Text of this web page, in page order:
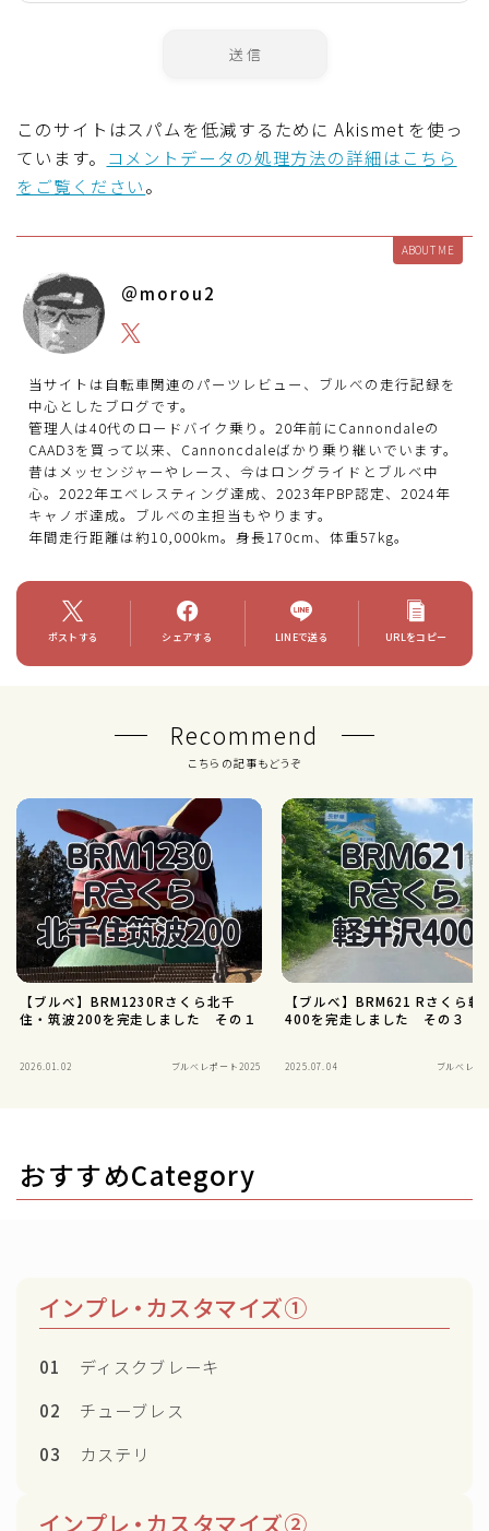
Follow Me
このサイトはスパムを低減するために Akismet を使っ
ています。 コメントデータの処理方法の詳細はこちら
をご覧ください。
ABOUT ME
＠morou2
当サイトは自転車関連のパーツレビュー、ブルべの走行記録を
中心としたブログです。
管理人は40代のロードバイク乗り。20年前にCannondaleの
CAAD3を買って以来、Cannoncdaleばかり乗り継いでいます。
昔はメッセンジャーやレース、今はロングライドとブルベ中
心。2022年エベレスティング達成、2023年PBP認定、2024年
キャノボ達成。ブルべの主担当もやります。
年間走行距離は約10,000km。身長170cm、体重57kg。
ポストする シェアする LINEで送る URLをコピー
Recommend
こちらの記事もどうぞ
【ブルべ】BRM1230Rさくら北千
住・筑波200を完走しました その１
2026.01.02 ブルべレポート2025
【ブルべ】BRM621 Rさくら軽
400を完走しました その３
2025.07.04 ブルべレポ
おすすめCategory
インプレ・カスタマイズ①
01
ディスクブレーキ
02
チューブレス
03
カステリ
インプレ・カスタマイズ②